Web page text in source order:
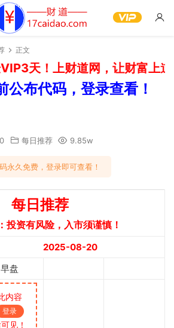
正文
天！上财道网，让财富上道
公布代码，登录查看！
每日推荐 9.85w
永久免费，登录即可查看！
每日推荐
投资有风险，入市须谨慎！
2025-08-20
早盘
内容
登录
见！